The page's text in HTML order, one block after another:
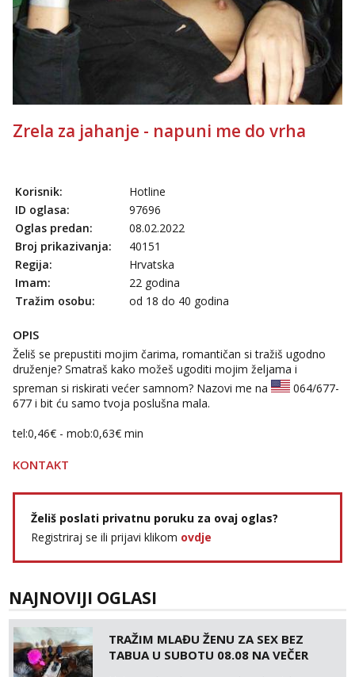
- Kod: #142
Zrela za jahanje - napuni me do vrha
Korisnik:
Hotline
ID oglasa:
97696
Oglas predan:
08.02.2022
Broj prikazivanja:
40151
Regija:
Hrvatska
Imam:
22 godina
Tražim osobu:
od 18 do 40 godina
OPIS
Želiš se prepustiti mojim čarima, romantičan si tražiš ugodno
druženje? Smatraš kako možeš ugoditi mojim željama i
spreman si riskirati većer samnom? Nazovi me na
064/677-
677 i bit ću samo tvoja poslušna mala.
tel:0,46€ - mob:0,63€ min
KONTAKT
Želiš poslati privatnu poruku za ovaj oglas?
Registriraj se ili prijavi klikom ovdje
NAJNOVIJI OGLASI
TRAŽIM MLAĐU ŽENU ZA SEX BEZ
TABUA U SUBOTU 08.08 NA VEČER